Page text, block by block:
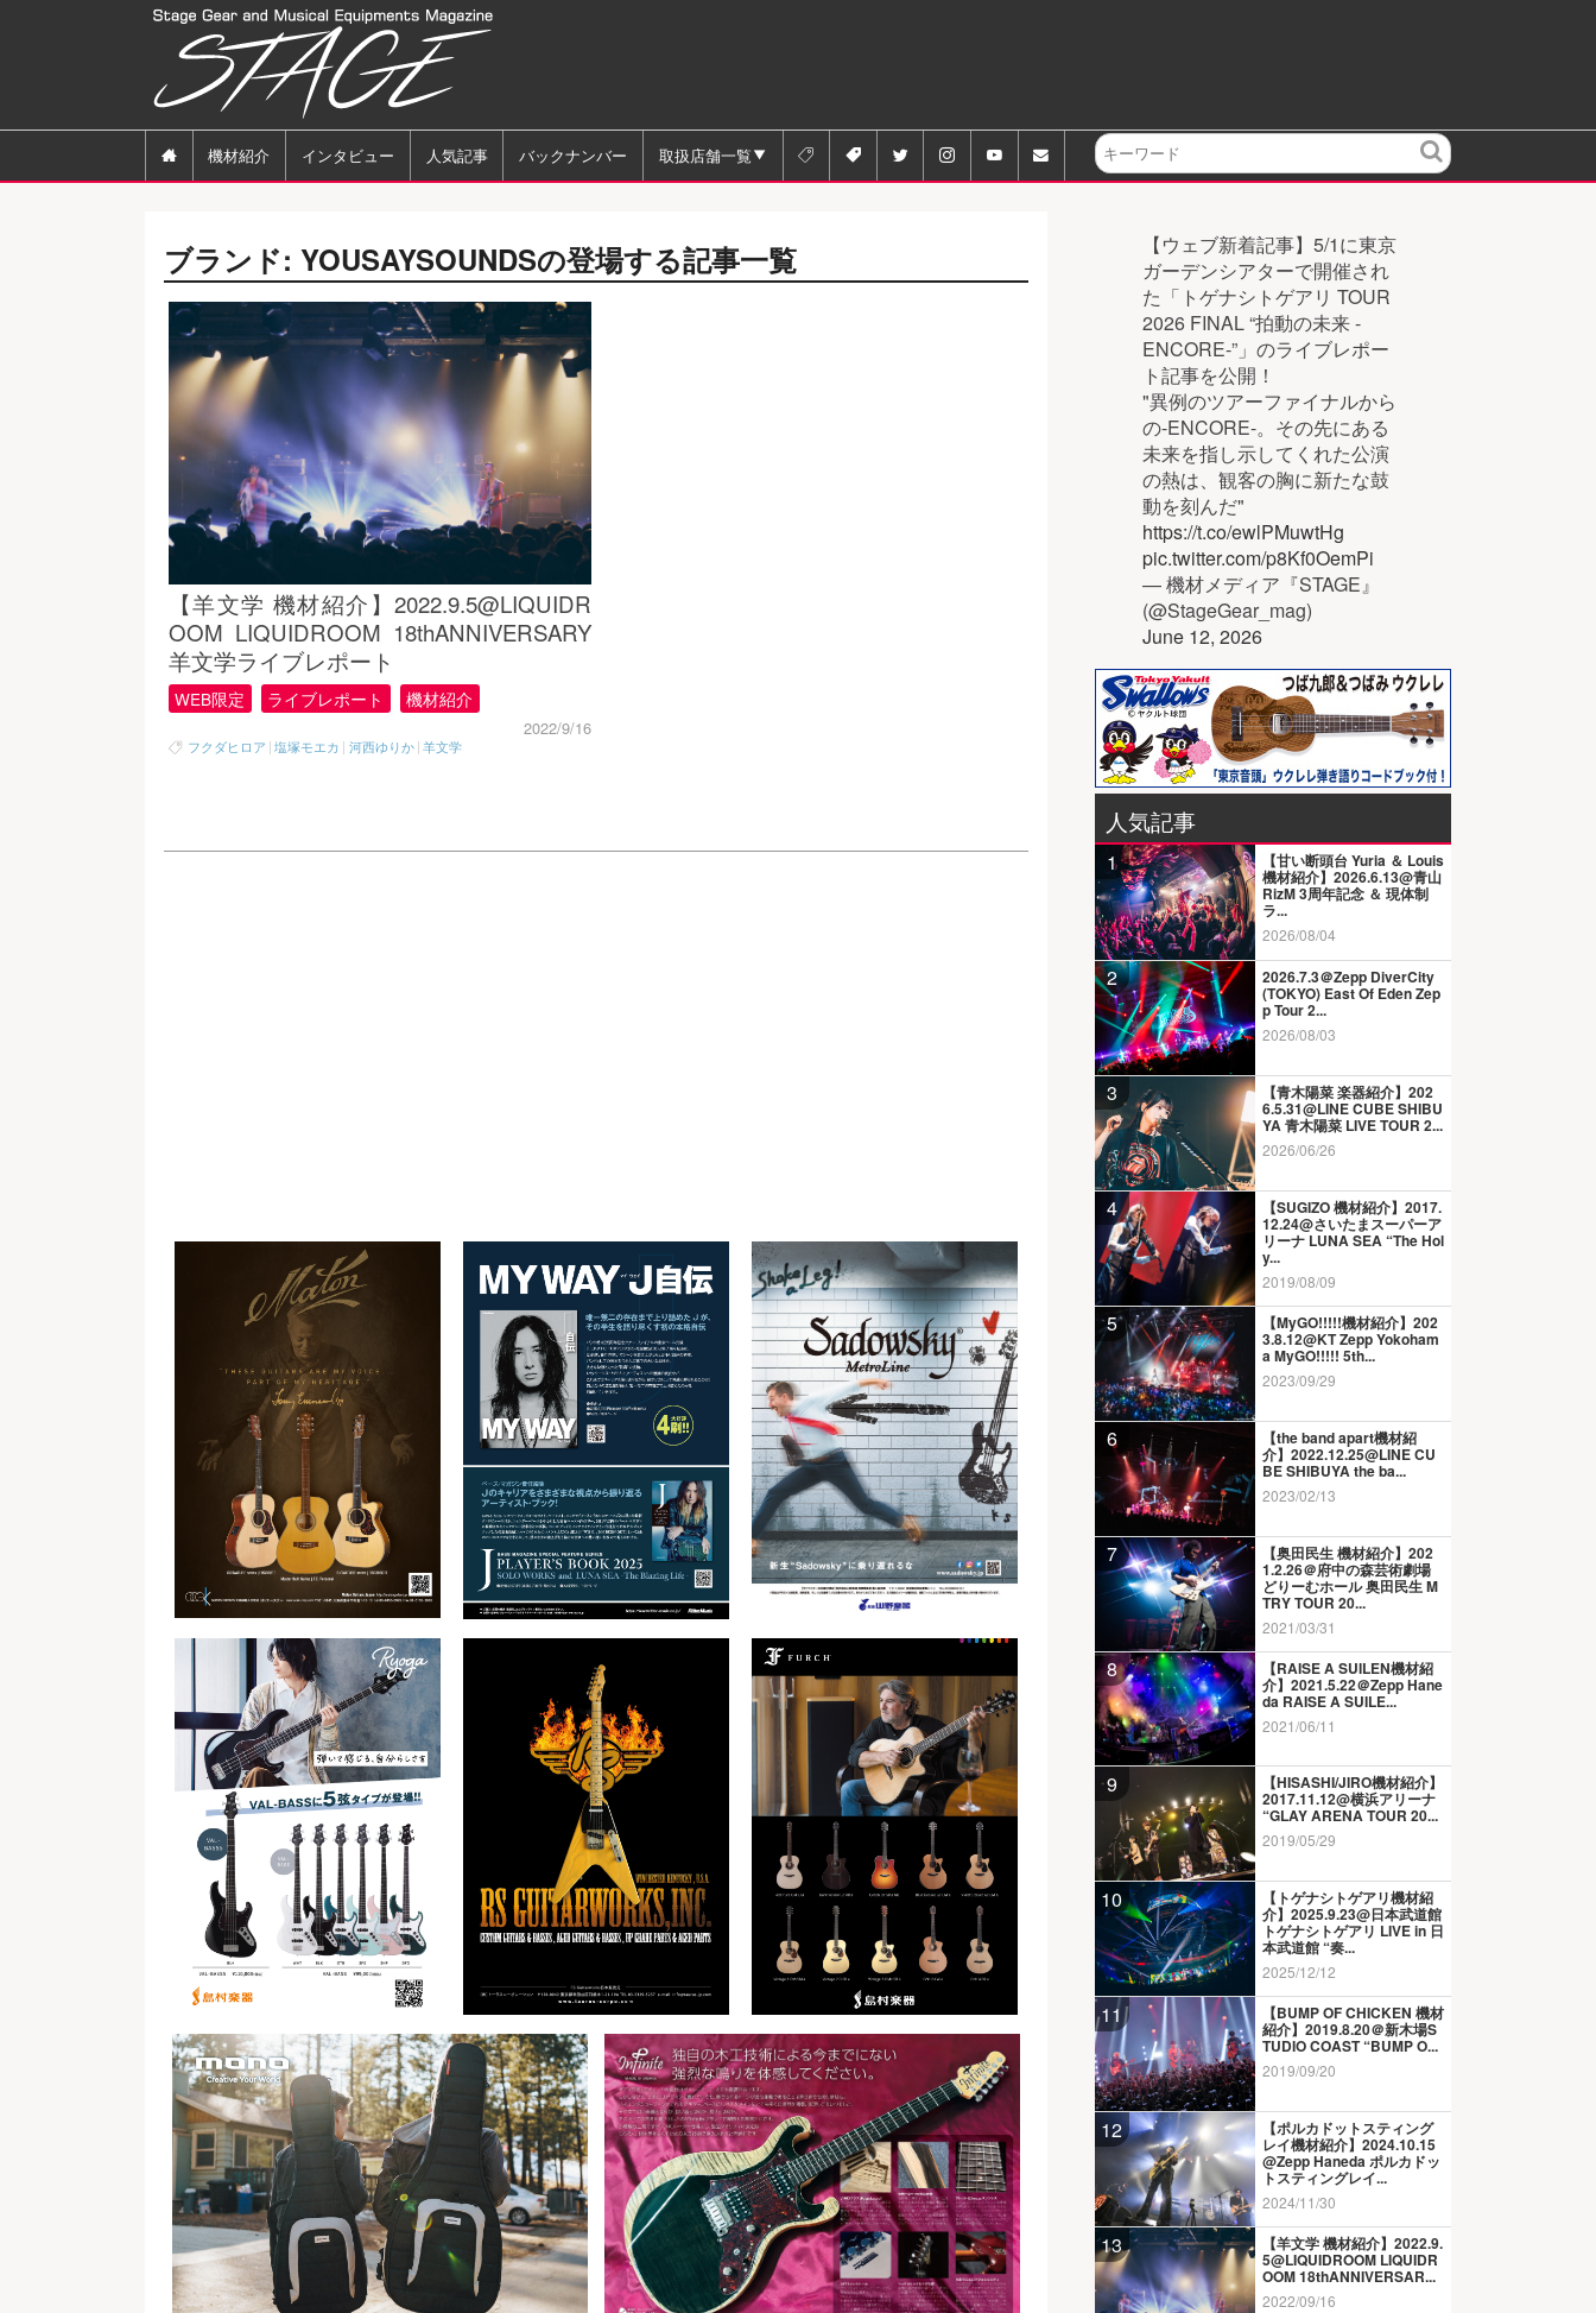
 機材紹介 インタビュー 人気記事 バックナンバー 取扱店舗一覧      
検
ブランド: YOUSAYSOUNDSの登場する記事一覧
【羊文学 機材紹介】2022.9.5@LIQUIDR
OOM LIQUIDROOM 18thANNIVERSARY
羊文学ライブレポート
WEB限定 ライブレポート 機材紹介
2022/9/16
フクダヒロア |塩塚モエカ | 河西ゆりか |羊文学
【ウェブ新着記事】5/1に東京
ガーデンシアターで開催され
た「トゲナシトゲアリ TOUR
2026 FINAL “拍動の未来 -
ENCORE-”」のライブレポー
ト記事を公開！
"異例のツアーファイナルから
の-ENCORE-。その先にある
未来を指し示してくれた公演
の熱は、観客の胸に新たな鼓
動を刻んだ"
https://t.co/ewlPMuwtHg
pic.twitter.com/p8Kf0OemPi
— 機材メディア『STAGE』
(@StageGear_mag)
June 12, 2026
人気記事
1 【甘い断頭台 Yuria ＆ Louis
機材紹介】2026.6.13@青山
RizM 3周年記念 ＆ 現体制
ラ...
2026/08/04
2 2026.7.3＠Zepp DiverCity
(TOKYO) East Of Eden Zep
p Tour 2...
2026/08/03
3 【青木陽菜 楽器紹介】202
6.5.31@LINE CUBE SHIBU
YA 青木陽菜 LIVE TOUR 2...
2026/06/26
4 【SUGIZO 機材紹介】2017.
12.24@さいたまスーパーア
リーナ LUNA SEA “The Hol
y...
2019/08/09
5 【MyGO!!!!!機材紹介】202
3.8.12@KT Zepp Yokoham
a MyGO!!!!! 5th...
2023/09/29
6 【the band apart機材紹
介】2022.12.25@LINE CU
BE SHIBUYA the ba...
2023/02/13
7 【奥田民生 機材紹介】202
1.2.26＠府中の森芸術劇場
どりーむホール 奥田民生 M
TRY TOUR 20...
2021/03/31
8 【RAISE A SUILEN機材紹
介】2021.5.22＠Zepp Hane
da RAISE A SUILE...
2021/06/11
9 【HISASHI/JIRO機材紹介】
2017.11.12@横浜アリーナ
“GLAY ARENA TOUR 20...
2019/05/29
10 【トゲナシトゲアリ機材紹
介】2025.9.23@日本武道館
トゲナシトゲアリ LIVE in 日
本武道館 “奏...
2025/12/12
11 【BUMP OF CHICKEN 機材
紹介】2019.8.20＠新木場S
TUDIO COAST “BUMP O...
2019/09/20
12 【ポルカドットスティング
レイ機材紹介】2024.10.15
@Zepp Haneda ポルカドッ
トスティングレイ...
2024/11/30
13 【羊文学 機材紹介】2022.9.
5@LIQUIDROOM LIQUIDR
OOM 18thANNIVERSAR...
2022/09/16